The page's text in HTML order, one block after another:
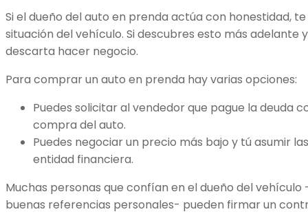
Si el dueño del auto en prenda actúa con honestidad,
situación del vehículo. Si descubres esto más adelante
descarta hacer negocio.
Para comprar un auto en prenda hay varias opciones:
Puedes solicitar al vendedor que pague la deuda
compra del auto.
Puedes negociar un precio más bajo y tú asumir
entidad financiera.
Muchas personas que confían en el dueño del
buenas referencias personales- pueden firmar un